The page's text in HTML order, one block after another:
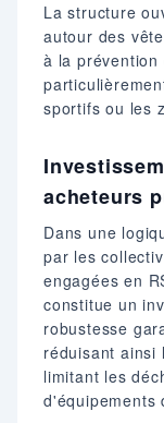
La structure
autour des
à la
sportifs ou les
acheteurs
Dans une
par les
engagées en
constitue un
robustesse
réduisant ainsi
limitant les
d'équipements